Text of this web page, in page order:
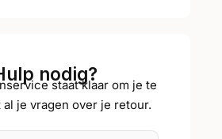
nodig?
staat klaar om je te
al je vragen over je retour.